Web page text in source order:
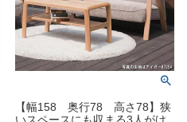
【幅158 奥行78 高さ78】狭